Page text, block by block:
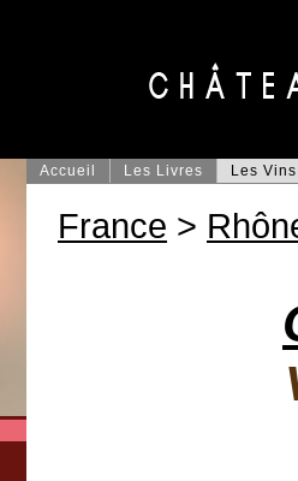
Accueil Les Livres Les Vins
France >